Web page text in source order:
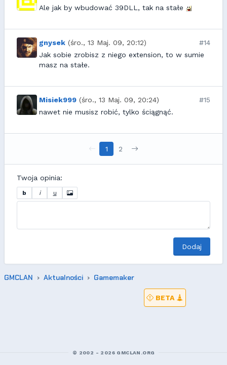
Ale jak by wbudować 39DLL, tak na stałe
gnysek (śro., 13 Maj. 09, 20:12)
#14
Jak sobie zrobisz z niego extension, to w sumie
masz na stałe.
Misiek999 (śro., 13 Maj. 09, 20:24)
#15
nawet nie musisz robić, tylko ściągnąć.
1 2
Twoja opinia:
b i u
Dodaj
GMCLAN Aktualności Gamemaker
BETA
© 2002 - 2026 GMCLAN.ORG